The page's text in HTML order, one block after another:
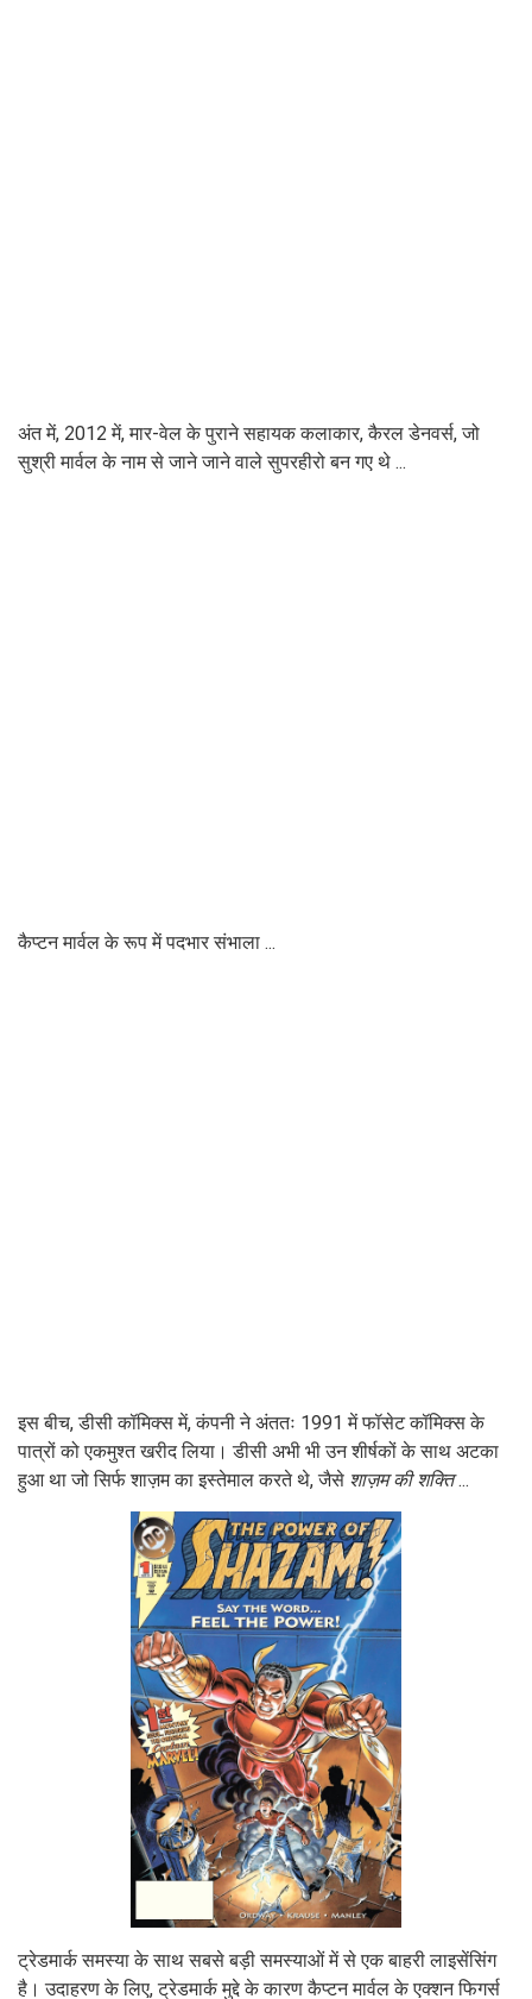
अंत में, 2012 में, मार-वेल के पुराने सहायक कलाकार, कैरल डेनवर्स, जो
सुश्री मार्वल के नाम से जाने जाने वाले सुपरहीरो बन गए थे ...
कैप्टन मार्वल के रूप में पदभार संभाला ...
इस बीच, डीसी कॉमिक्स में, कंपनी ने अंततः 1991 में फॉसेट कॉमिक्स के
पात्रों को एकमुश्त खरीद लिया। डीसी अभी भी उन शीर्षकों के साथ अटका
हुआ था जो सिर्फ शाज़म का इस्तेमाल करते थे, जैसे शाज़म की शक्ति...
ट्रेडमार्क समस्या के साथ सबसे बड़ी समस्याओं में से एक बाहरी लाइसेंसिंग
है। उदाहरण के लिए, ट्रेडमार्क मुद्दे के कारण कैप्टन मार्वल के एक्शन फिगर्स